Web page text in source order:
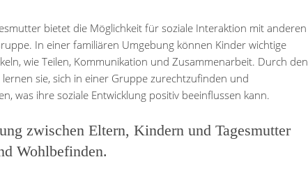
bietet die Möglichkeit für soziale Interaktion mit anderen
In einer familiären Umgebung können Kinder wichtige
wie Teilen, Kommunikation und Zusammenarbeit. Durch den
sie, sich in einer Gruppe zurechtzufinden und
was ihre soziale Entwicklung positiv beeinflussen kann.
zwischen Eltern, Kindern und Tagesmutter
Wohlbefinden.